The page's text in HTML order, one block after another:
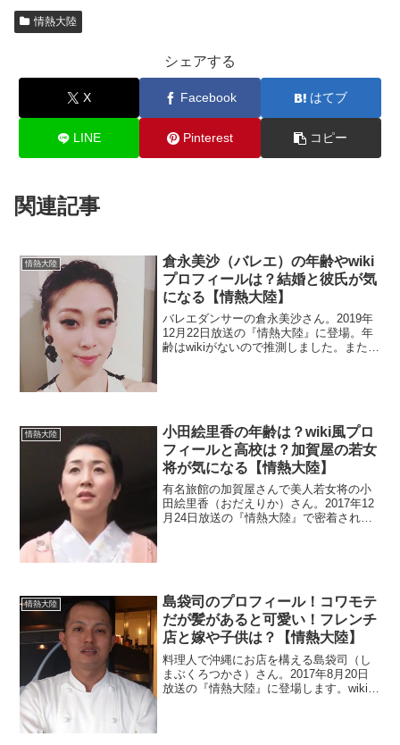
情熱大陸
シェアする
X Facebook はてブ
LINE Pinterest コピー
関連記事
情熱大陸
倉永美沙（バレエ）の年齢やwiki
プロフィールは？結婚と彼氏が気
になる【情熱大陸】
バレエダンサーの倉永美沙さん。2019年
12月22日放送の『情熱大陸』に登場。年
齢はwikiがないので推測しました。また、
情熱大陸
小田絵里香の年齢は？wiki風プロ
フィールと高校は？加賀屋の若女
将が気になる【情熱大陸】
有名旅館の加賀屋さんで美人若女将の小
田絵里香（おだえりか）さん。2017年12
月24日放送の『情熱大陸』で密着されま
情熱大陸
島袋司のプロフィール！コワモテ
だが髪があると可愛い！フレンチ
店と嫁や子供は？【情熱大陸】
料理人で沖縄にお店を構える島袋司（し
まぶくろつかさ）さん。2017年8月20日
放送の『情熱大陸』に登場します。wikiが